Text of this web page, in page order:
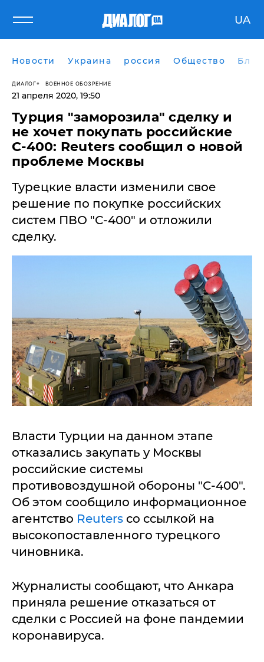
UA
Новости Украина россия Общество
ДИАЛОГ ВОЕННОЕ ОБОЗРЕНИЕ
21 апреля 2020, 19:50
Турция "заморозила" сделку и
не хочет покупать российские
С-400: ​Reuters сообщил о новой
проблеме Москвы
​Турецкие власти изменили свое
решение по покупке российских
систем ПВО "С-400" и отложили
сделку.
Власти Турции на данном этапе
отказались закупать у Москвы
российские системы
противовоздушной обороны "С-400".
Об этом сообщило информационное
агентство Reuters со ссылкой на
высокопоставленного турецкого
чиновника.
Журналисты сообщают, что Анкара
приняла решение отказаться от
сделки с Россией на фоне пандемии
коронавируса.